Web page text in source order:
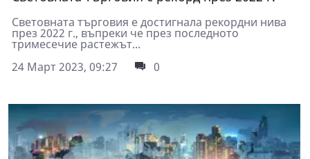
Световната търговия е достигнала рекордни нива
през 2022 г., въпреки че през последното
тримесечие растежът...
24 Март 2023, 09:27
0